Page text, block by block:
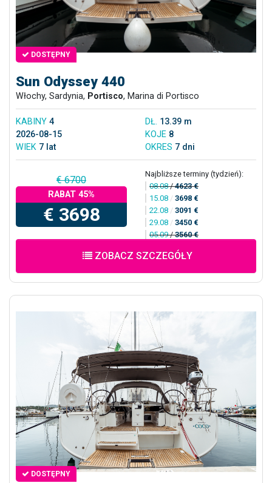
DOSTĘPNY
Sun Odyssey 440
Włochy, Sardynia, Portisco, Marina di Portisco
KABINY 4 DŁ. 13.39 m
2026-08-15
KOJE 8
WIEK 7 lat OKRES 7 dni
€ 6700
RABAT 45%
€ 3698
Najbliższe terminy (tydzień):
08.08/4623 €
15.08 / 3698 €
22.08 / 3091 €
29.08 / 3450 €
05.09/3560 €
ZOBACZ SZCZEGÓŁY
DOSTĘPNY